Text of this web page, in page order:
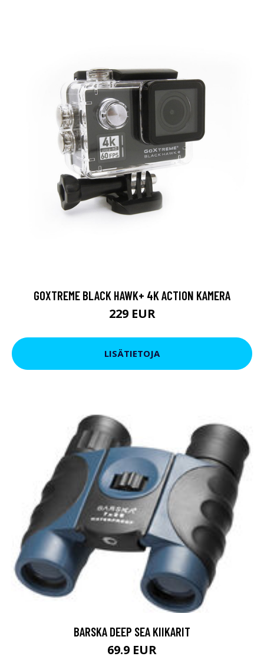
GOXTREME BLACK HAWK+ 4K ACTION KAMERA
229 EUR
LISÄTIETOJA
BARSKA DEEP SEA KIIKARIT
69.9 EUR